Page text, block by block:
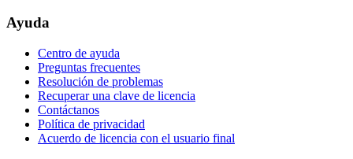
Ayuda
Centro de ayuda
Preguntas frecuentes
Resolución de problemas
Recuperar una clave de licencia
Contáctanos
Política de privacidad
Acuerdo de licencia con el usuario final